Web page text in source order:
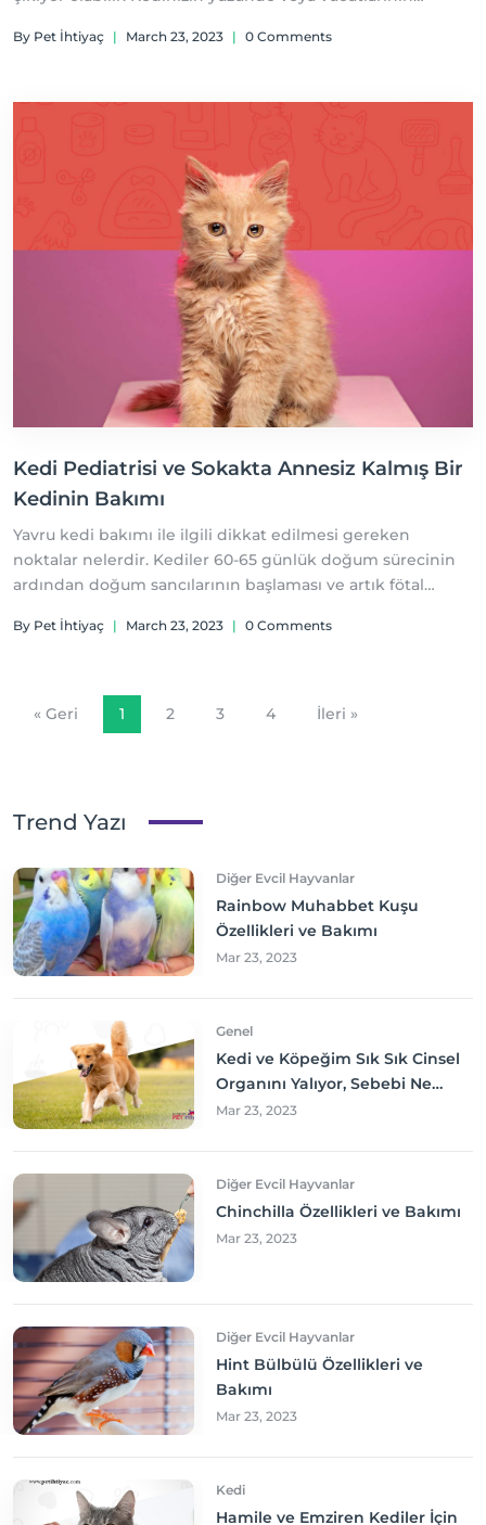
By Pet İhtiyaç | March 23, 2023 | 0 Comments
Kedi Pediatrisi ve Sokakta Annesiz Kalmış Bir
Kedinin Bakımı
Yavru kedi bakımı ile ilgili dikkat edilmesi gereken
noktalar nelerdir. Kediler 60-65 günlük doğum sürecinin
ardından doğum sancılarının başlaması ve artık fötal
sonucu doğum gerçekleşir.
By Pet İhtiyaç | March 23, 2023 | 0 Comments
« Geri 1 2 3 4 İleri »
Trend Yazı
Diğer Evcil Hayvanlar
Rainbow Muhabbet Kuşu
Özellikleri ve Bakımı
Mar 23, 2023
Genel
Kedi ve Köpeğim Sık Sık Cinsel
Organını Yalıyor, Sebebi Ne
Olabilir? Neler yapmalıyım?
Mar 23, 2023
Diğer Evcil Hayvanlar
Chinchilla Özellikleri ve Bakımı
Mar 23, 2023
Diğer Evcil Hayvanlar
Hint Bülbülü Özellikleri ve
Bakımı
Mar 23, 2023
Kedi
Hamile ve Emziren Kediler İçin